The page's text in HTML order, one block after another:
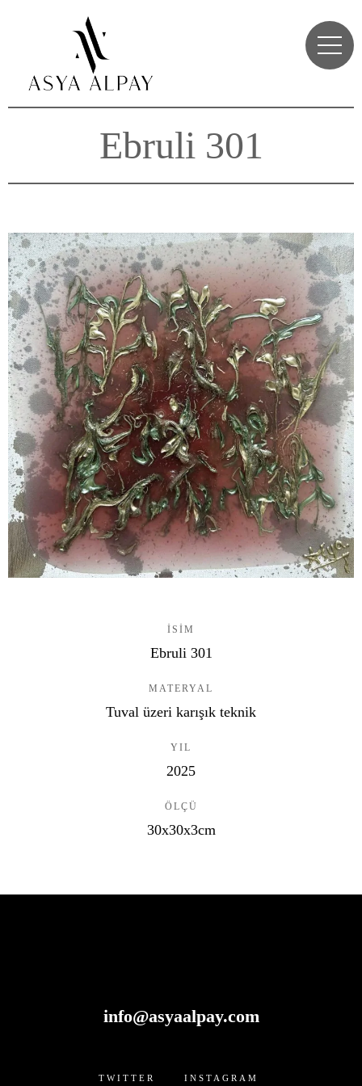
Ebruli 301
ISIM
Ebruli 301
MATERYAL
Tuval üzeri karışık teknik
YIL
2025
ÖLÇÜ
30x30x3cm
info@asyaalpay.com
TWITTER INSTAGRAM